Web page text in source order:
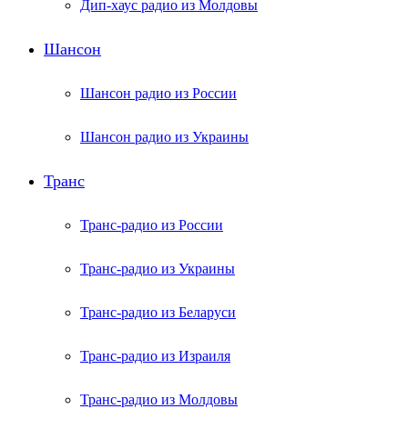
Дип-хаус радио из Молдовы
Шансон
Шансон радио из России
Шансон радио из Украины
Транс
Транс-радио из России
Транс-радио из Украины
Транс-радио из Беларуси
Транс-радио из Израиля
Транс-радио из Молдовы